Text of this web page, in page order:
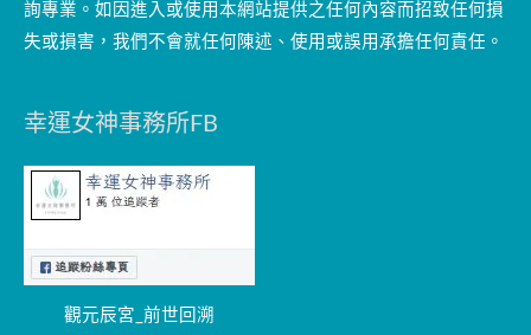
詢專業。如因進入或使用本網站提供之任何內容而招致任何損
失或損害，我們不會就任何陳述、使用或誤用承擔任何責任。
幸運女神事務所FB
觀元辰宮_前世回溯